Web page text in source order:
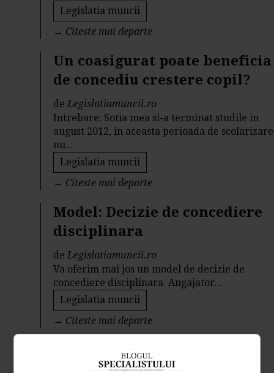
Legislatia muncii
→ Citeste mai departe
Un coasigurat poate beneficia
de concediu crestere copil?
deLegislatiamuncii.ro
Intrebare: Sotia mea si-a terminat studile in
august 2012, in aceasta perioada de scolarizare
nu...
Legislatia muncii
→ Citeste mai departe
Model: Decizie de concediere
disciplinara
deLegislatiamuncii.ro
Va oferim mai jos un model de decizie de
concediere disciplinara. Angajator...
Legislatia muncii
→ Citeste mai departe
Formare profesionala:
Schimbarea ocupatiei unui